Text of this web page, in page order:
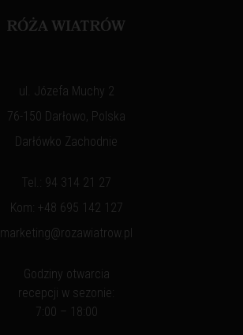
ul. Józefa Muchy 2
76-150 Darłowo, Polska
Darłówko Zachodnie
Tel.: 94 314 21 27
Kom: +48 695 142 127
marketing@rozawiatrow.pl
Godziny otwarcia
recepcji w sezonie:
7:00 – 18:00